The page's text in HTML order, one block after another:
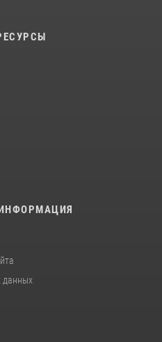
данных